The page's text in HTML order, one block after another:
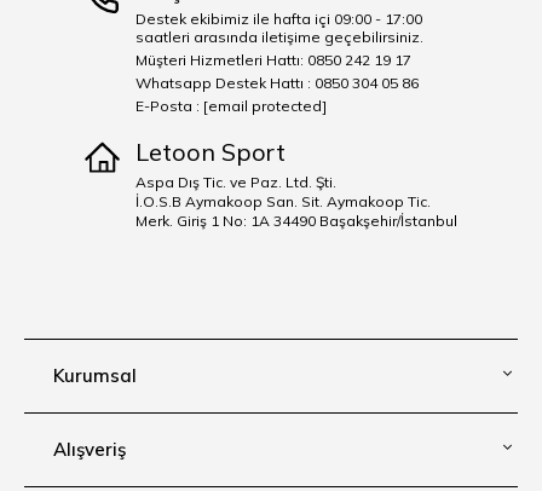
Kurumsal
Alışveriş
Destek ekibimiz ile hafta içi 09:00 - 17:00
saatleri arasında iletişime geçebilirsiniz.
Müşteri Hizmetleri Hattı: 0850 242 19 17
Whatsapp Destek Hattı : 0850 304 05 86
E-Posta : [email protected]
Letoon Sport
Aspa Dış Tic. ve Paz. Ltd. Şti.
İ.O.S.B Aymakoop San. Sit. Aymakoop Tic.
Merk. Giriş 1 No: 1A 34490 Başakşehir/İstanbul